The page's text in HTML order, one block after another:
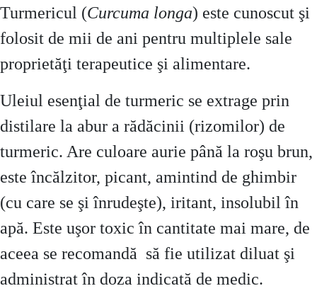
Turmericul (Curcuma longa) este cunoscut şi
folosit de mii de ani pentru multiplele sale
proprietăţi terapeutice şi alimentare.
Uleiul esenţial de turmeric se extrage prin
distilare la abur a rădăcinii (rizomilor) de
turmeric. Are culoare aurie până la roşu brun,
este încălzitor, picant, amintind de ghimbir
(cu care se şi înrudeşte), iritant, insolubil în
apă. Este uşor toxic în cantitate mai mare, de
aceea se recomandă să fie utilizat diluat şi
administrat în doza indicată de medic.